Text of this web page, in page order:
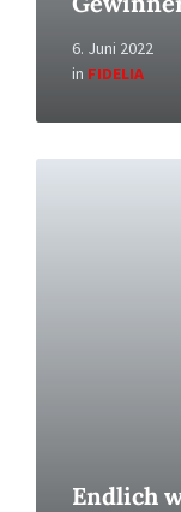
6. Juni 2022
in FIDELIA
Endlich